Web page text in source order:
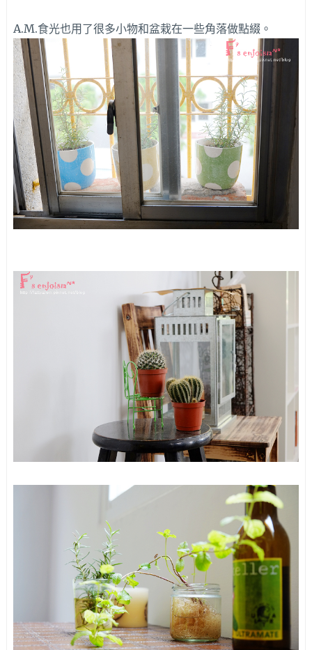
A.M.食光也用了很多小物和盆栽在一些角落做點綴。